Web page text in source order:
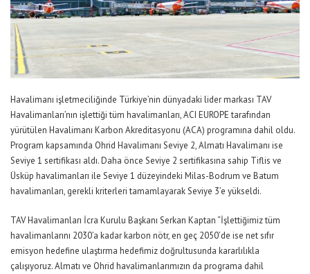
Havalimanı işletmeciliğinde Türkiye’nin dünyadaki lider markası TAV
Havalimanları’nın işlettiği tüm havalimanları, ACI EUROPE tarafından
yürütülen Havalimanı Karbon Akreditasyonu (ACA) programına dahil oldu.
Program kapsamında Ohrid Havalimanı Seviye 2, Almatı Havalimanı ise
Seviye 1 sertifikası aldı. Daha önce Seviye 2 sertifikasına sahip Tiflis ve
Üsküp havalimanları ile Seviye 1 düzeyindeki Milas-Bodrum ve Batum
havalimanları, gerekli kriterleri tamamlayarak Seviye 3’e yükseldi.
TAV Havalimanları İcra Kurulu Başkanı Serkan Kaptan “İşlettiğimiz tüm
havalimanlarını 2030’a kadar karbon nötr, en geç 2050’de ise net sıfır
emisyon hedefine ulaştırma hedefimiz doğrultusunda kararlılıkla
çalışıyoruz. Almatı ve Ohrid havalimanlarımızın da programa dahil